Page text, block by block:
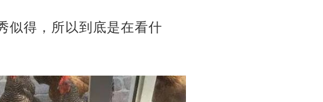
似得，所以到底是在看什